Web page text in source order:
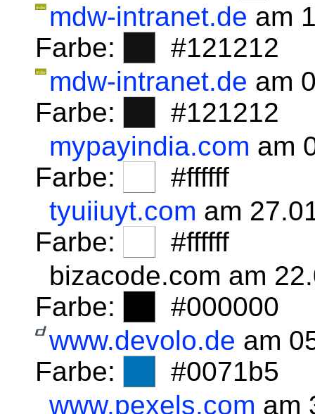
mdw-intranet.de am
Farbe:
#121212
mdw-intranet.de am
Farbe:
#121212
mypayindia.com am
Farbe:
#ffffff
tyuiiuyt.com am
Farbe:
#ffffff
bizacode.com am
Farbe:
#000000
www.devolo.de am
Farbe:
#0071b5
www.pexels.com am